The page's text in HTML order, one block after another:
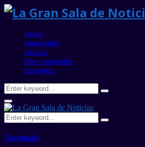
Home
Nacionales
Locales
Internacionales
Deportes
Search
for:
Search
Primary
Menu
Search
for:
Search
Nacionales